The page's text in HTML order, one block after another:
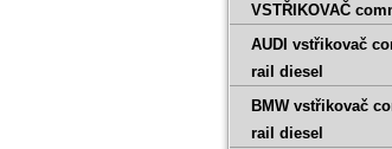
VSTŘIKOVAČ
AUDI vstřikovač
rail diesel
BMW vstřikovač
rail diesel